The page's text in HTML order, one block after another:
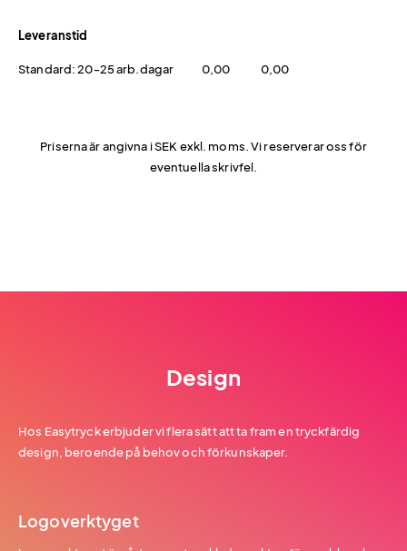
Leveranstid
Standard: 20-25 arb.dagar 0,00 0,00
Priserna är angivna i SEK exkl. moms. Vi reserverar oss för
eventuella skrivfel.
Design
Hos Easytryck erbjuder vi flera sätt att ta fram en tryckfärdig
design, beroende på behov och förkunskaper.
Logoverktyget